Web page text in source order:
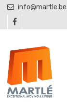
Aller au contenu
info@martle.be